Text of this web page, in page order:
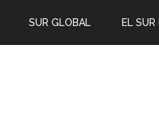
SUR GLOBAL EL SUR